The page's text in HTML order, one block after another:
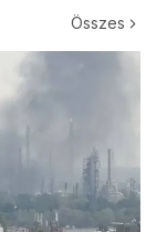
Összes